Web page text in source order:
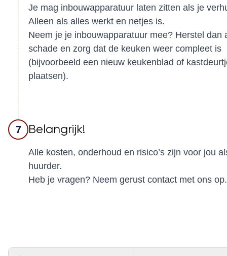
Je mag inbouwapparatuur laten zitten als je
Alleen als alles werkt en netjes is.
Neem je je inbouwapparatuur mee? Herstel dan
schade en zorg dat de keuken weer compleet is
(bijvoorbeeld een nieuw keukenblad of
plaatsen).
7 Belangrijk!
Alle kosten, onderhoud en risico’s zijn voor jou
huurder.
Heb je vragen? Neem gerust contact met ons op.